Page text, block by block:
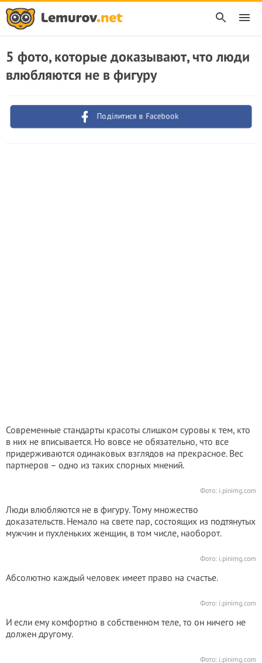
5 фото, которые доказывают, что люди
влюбляются не в фигуру
Поділитися в Facebook
Современные стандарты красоты слишком суровы к тем, кто
в них не вписывается. Но вовсе не обязательно, что все
придерживаются одинаковых взглядов на прекрасное. Вес
партнеров – одно из таких спорных мнений.
Фото: i.pinimg.com
Люди влюбляются не в фигуру. Тому множество
доказательств. Немало на свете пар, состоящих из подтянутых
мужчин и пухленьких женщин, в том числе, наоборот.
Фото: i.pinimg.com
Абсолютно каждый человек имеет право на счастье.
Фото: i.pinimg.com
И если ему комфортно в собственном теле, то он ничего не
должен другому.
Фото: i.pinimg.com